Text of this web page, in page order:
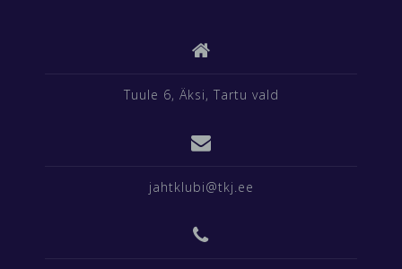
Tuule 6, Äksi, Tartu vald
jahtklubi@tkj.ee